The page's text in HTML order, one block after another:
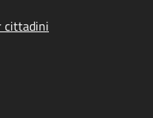
cittadini